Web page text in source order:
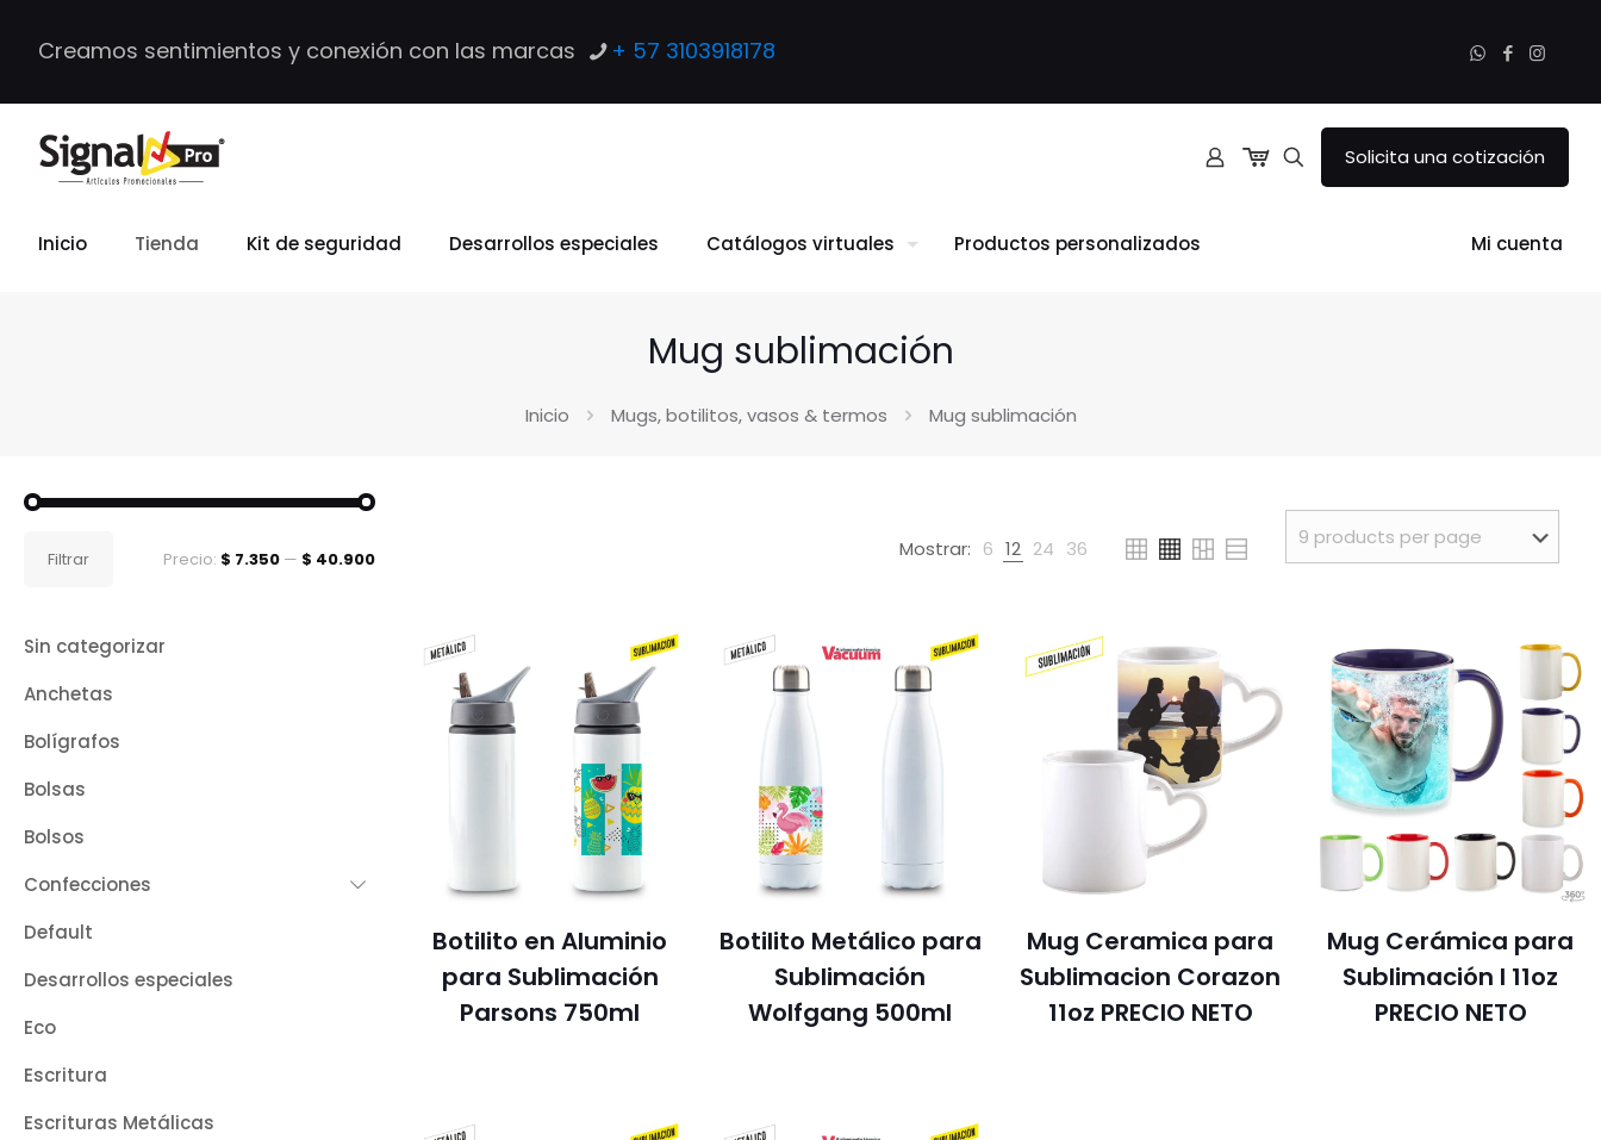
Creamos sentimientos y conexión con las marcas + 57 3103918178
Solicita una cotización
Inicio Tienda Kit de seguridad Desarrollos especiales Catálogos virtuales Productos personalizados Mi cuenta
Mug sublimación
Inicio Mugs, botilitos, vasos & termos Mug sublimación
Mostrar: 6 12 24 36
Botilito en Aluminio
para Sublimación
Parsons 750ml
Botilito Metálico para
Sublimación
Wolfgang 500ml
Mug Ceramica para
Sublimacion Corazon
11oz PRECIO NETO
Mug Cerámica para
Sublimación I 11oz
PRECIO NETO
Filtrar Precio: $ 7.350 — $ 40.900
Sin categorizar
Anchetas
Bolígrafos
Bolsas
Bolsos
Confecciones
Default
Desarrollos especiales
Eco
Escritura
Escrituras Metálicas